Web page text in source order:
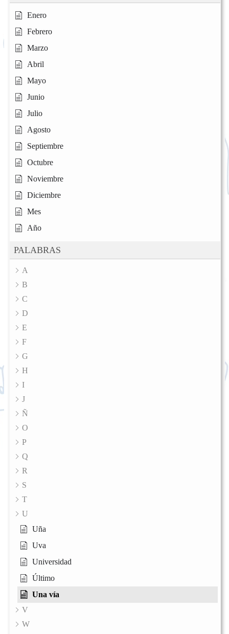
Enero
Febrero
Marzo
Abril
Mayo
Junio
Julio
Agosto
Septiembre
Octubre
Noviembre
Diciembre
Mes
Año
PALABRAS
A
B
C
D
E
F
G
H
I
J
Ñ
O
P
Q
R
S
T
U
Uña
Uva
Universidad
Último
Una vía
V
W